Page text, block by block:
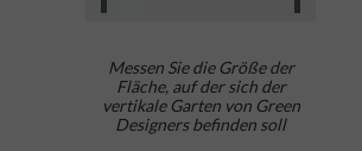
Messen Sie die Größe der
Fläche, auf der sich der
vertikale Garten von Green
Designers befinden soll